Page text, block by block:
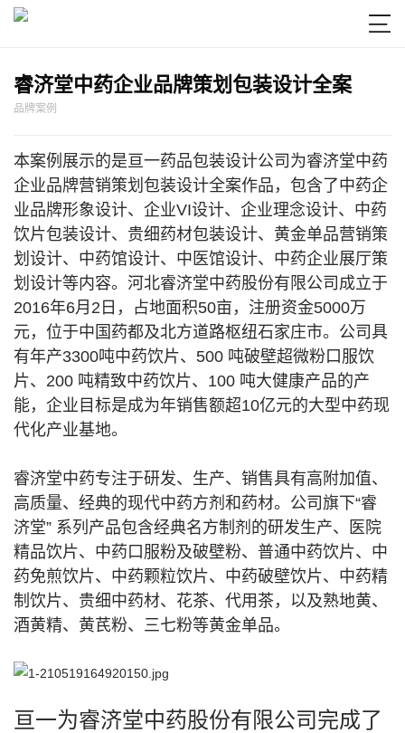

睿济堂中药企业品牌策划包装设计全案
品牌案例
本案例展示的是亘一药品包装设计公司为睿济堂中药
企业品牌营销策划包装设计全案作品，包含了中药企
业品牌形象设计、企业VI设计、企业理念设计、中药
饮片包装设计、贵细药材包装设计、黄金单品营销策
划设计、中药馆设计、中医馆设计、中药企业展厅策
划设计等内容。河北睿济堂中药股份有限公司成立于
2016年6月2日，占地面积50亩，注册资金5000万
元，位于中国药都及北方道路枢纽石家庄市。公司具
有年产3300吨中药饮片、500 吨破壁超微粉口服饮
片、200 吨精致中药饮片、100 吨大健康产品的产
能，企业目标是成为年销售额超10亿元的大型中药现
代化产业基地。
睿济堂中药专注于研发、生产、销售具有高附加值、
高质量、经典的现代中药方剂和药材。公司旗下“睿
济堂” 系列产品包含经典名方制剂的研发生产、医院
精品饮片、中药口服粉及破壁粉、普通中药饮片、中
药免煎饮片、中药颗粒饮片、中药破壁饮片、中药精
制饮片、贵细中药材、花茶、代用茶，以及熟地黄、
酒黄精、黄芪粉、三七粉等黄金单品。
亘一为睿济堂中药股份有限公司完成了